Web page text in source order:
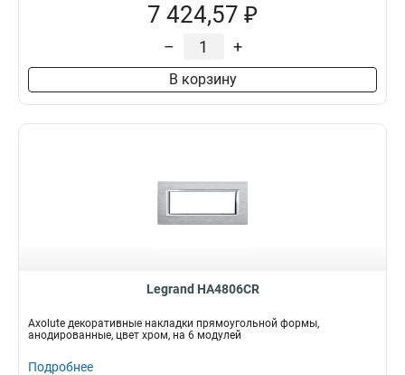
7 424,57 ₽
– +
В корзину
Legrand HA4806CR
Axolute декоративные накладки прямоугольной формы,
анодированные, цвет хром, на 6 модулей
Подробнее